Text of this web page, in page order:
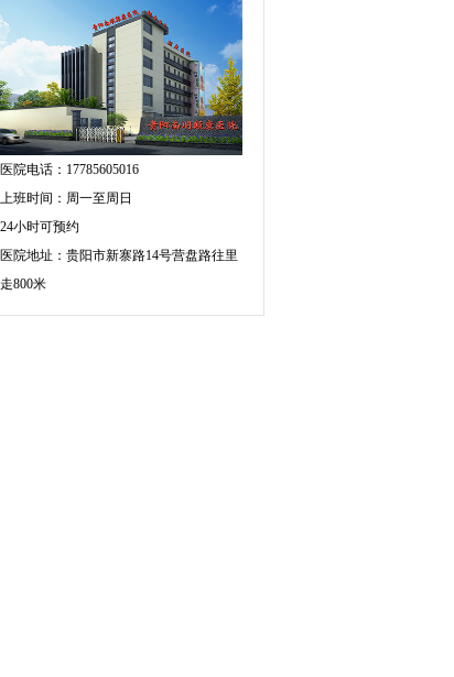
医院电话：17785605016
上班时间：周一至周日
24小时可预约
医院地址：贵阳市新寨路14号营盘路往里
走800米